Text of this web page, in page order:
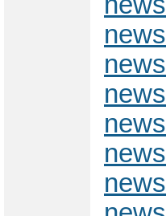
news
news
news
news
news
news